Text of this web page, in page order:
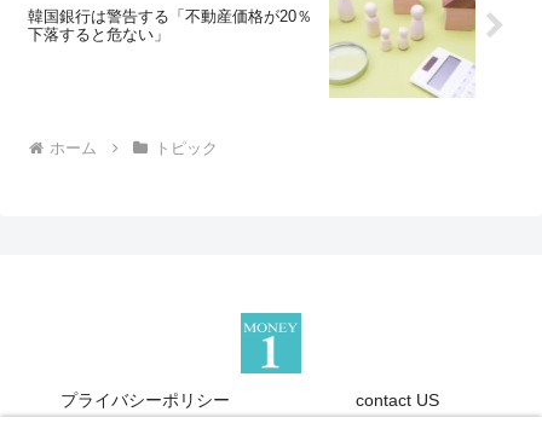
韓国銀行は警告する「不動産価格が20％
下落すると危ない」
ホーム トピック
プライバシーポリシー contact US